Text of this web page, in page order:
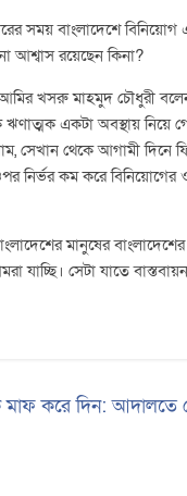
সময় বাংলাদেশে
আশ্বাস রয়েছেন কিনা?
খসরু মাহমুদ চৌধুরী বলেন,
একটা অবস্থায় নিয়ে
সেখান থেকে আগামী
নির্ভর কম করে
মানুষের
যাচ্ছি। সেটা যাতে
মাফ করে দিন: আদালতে